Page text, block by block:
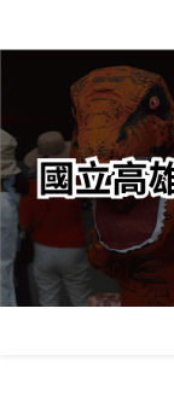
轉
要
內
容